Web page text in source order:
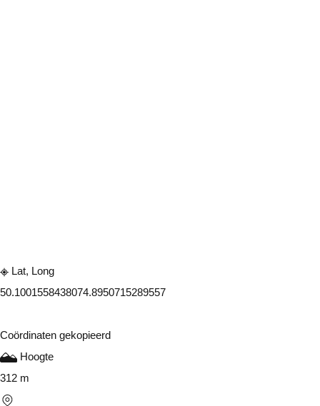
Lat, Long
50.1001558438074.8950715289557
Coördinaten gekopieerd
Hoogte
312 m